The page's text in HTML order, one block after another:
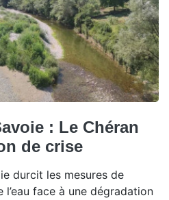
: Le Chéran
de crise
durcit les mesures de
face à une dégradation